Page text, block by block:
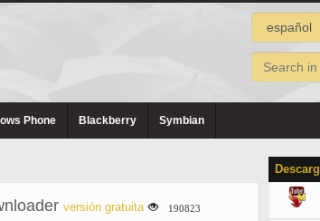
Phone Blackberry Symbian
versión gratuita 190823